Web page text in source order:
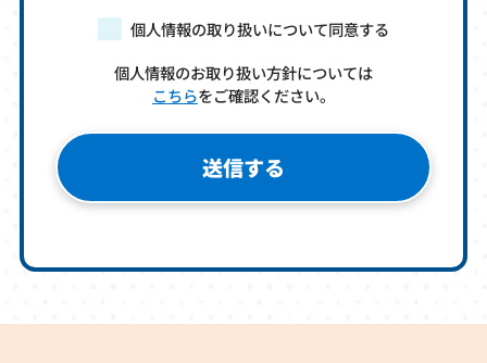
個人情報の取り扱いについて同意する
個人情報のお取り扱い方針については
こちらをご確認ください。